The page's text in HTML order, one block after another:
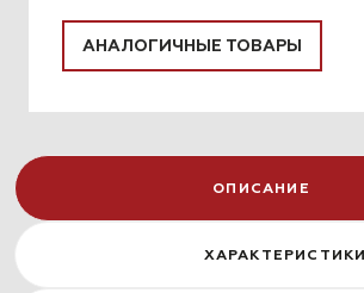
АНАЛОГИЧНЫЕ ТОВАРЫ
ОПИСАНИЕ
ХАРАКТЕРИСТИКИ